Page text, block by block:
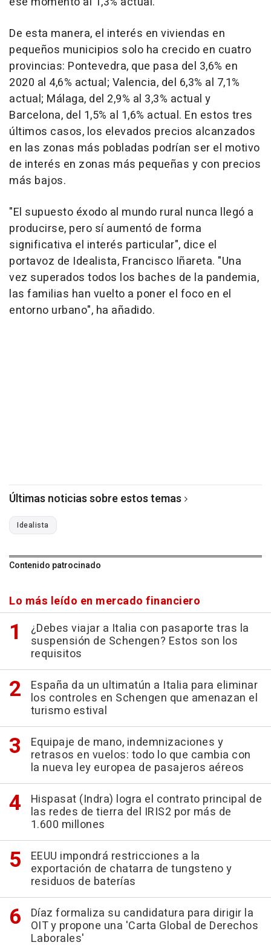
De esta manera, el interés en viviendas en
pequeños municipios solo ha crecido en cuatro
provincias: Pontevedra, que pasa del 3,6% en
2020 al 4,6% actual; Valencia, del 6,3% al 7,1%
actual; Málaga, del 2,9% al 3,3% actual y
Barcelona, del 1,5% al 1,6% actual. En estos tres
últimos casos, los elevados precios alcanzados
en las zonas más pobladas podrían ser el motivo
de interés en zonas más pequeñas y con precios
más bajos.
"El supuesto éxodo al mundo rural nunca llegó a
producirse, pero sí aumentó de forma
significativa el interés particular", dice el
portavoz de Idealista, Francisco Iñareta. "Una
vez superados todos los baches de la pandemia,
las familias han vuelto a poner el foco en el
entorno urbano", ha añadido.
Últimas noticias sobre estos temas
Idealista
Contenido patrocinado
Lo más leído en mercado financiero
¿Debes viajar a Italia con pasaporte tras la
suspensión de Schengen? Estos son los
requisitos
España da un ultimatún a Italia para eliminar
los controles en Schengen que amenazan el
turismo estival
Equipaje de mano, indemnizaciones y
retrasos en vuelos: todo lo que cambia con
la nueva ley europea de pasajeros aéreos
Hispasat (Indra) logra el contrato principal de
las redes de tierra del IRIS2 por más de
1.600 millones
EEUU impondrá restricciones a la
exportación de chatarra de tungsteno y
residuos de baterías
Díaz formaliza su candidatura para dirigir la
OIT y propone una 'Carta Global de Derechos
Laborales'